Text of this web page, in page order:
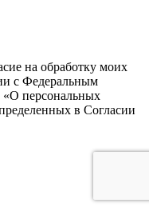
на обработку моих
с Федеральным
«О персональных
в Согласии